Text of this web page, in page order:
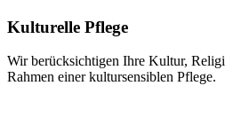
Kulturelle Pflege
Wir berücksichtigen Ihre Kultur,
Rahmen einer kultursensiblen Pflege.